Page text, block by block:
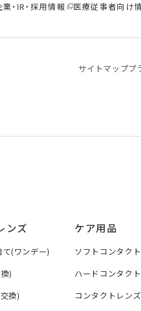
業・IR・採用情報 医療従事者向け
サイトマッププ
ンズ
(ワンデー)
)
換)
ケア用品
ソフトコンタク
ハードコンタク
コンタクトレン